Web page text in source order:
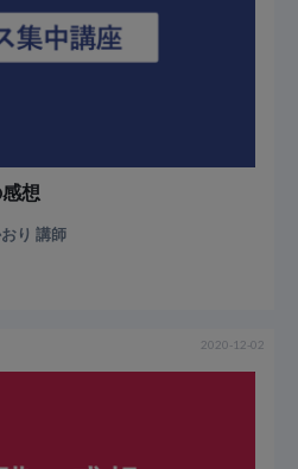
想
り 講師
2020-12-02